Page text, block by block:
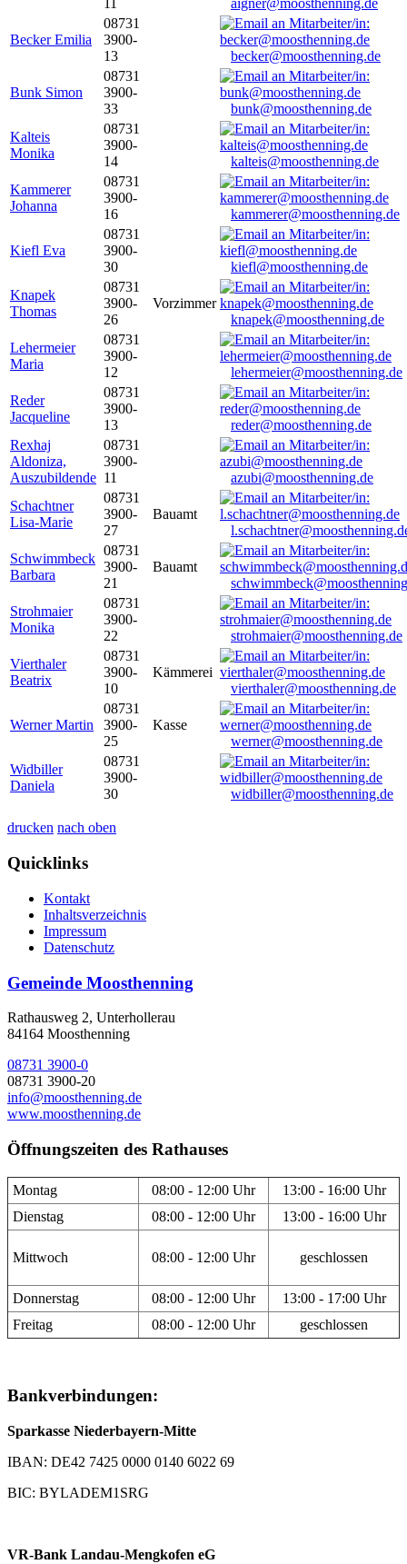
aigner@moosthenning.de
Becker Emilia
08731
3900-
13
becker@moosthenning.de
Bunk Simon
08731
3900-
33
bunk@moosthenning.de
Kalteis
Monika
08731
3900-
14
kalteis@moosthenning.de
Kammerer
Johanna
08731
3900-
16
kammerer@moosthenning.de
Kiefl Eva
08731
3900-
30
kiefl@moosthenning.de
Knapek
Thomas
08731
3900-
26
Vorzimmer
knapek@moosthenning.de
Lehermeier
Maria
08731
3900-
12
lehermeier@moosthenning.de
Reder
Jacqueline
08731
3900-
13
reder@moosthenning.de
Rexhaj
Aldoniza,
Auszubildende
08731
3900-
11
azubi@moosthenning.de
Schachtner
Lisa-Marie
08731
3900-
27
Bauamt
Schwimmbeck
Barbara
08731
3900-
21
Bauamt
Strohmaier
Monika
08731
3900-
22
strohmaier@moosthenning.de
Vierthaler
Beatrix
08731
3900-
10
Kämmerei
vierthaler@moosthenning.de
Werner Martin
08731
3900-
25
Kasse
werner@moosthenning.de
Widbiller
Daniela
08731
3900-
30
widbiller@moosthenning.de
drucken nach oben
Quicklinks
Kontakt
Inhaltsverzeichnis
Impressum
Datenschutz
Gemeinde Moosthenning
Rathausweg 2, Unterhollerau
84164 Moosthenning
08731 3900-0
08731 3900-20
info@moosthenning.de
www.moosthenning.de
Öffnungszeiten des Rathauses
Montag 08:00 - 12:00 Uhr
13:00 - 16:00 Uhr
Dienstag
08:00 - 12:00 Uhr 13:00 - 16:00 Uhr
Mittwoch 08:00 - 12:00 Uhr geschlossen
Donnerstag 08:00 - 12:00 Uhr
13:00 - 17:00 Uhr
Freitag
08:00 - 12:00 Uhr geschlossen
Bankverbindungen:
Sparkasse Niederbayern-Mitte
IBAN: DE42 7425 0000 0140 6022 69
BIC: BYLADEM1SRG
VR-Bank Landau-Mengkofen eG